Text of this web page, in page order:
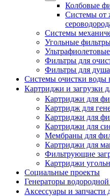
Колбовые
Системы от
Системы
Угольные
Фильтры для
Фильтры для душа
Системы очистки воды
Картриджи и загрузки
Картриджи для
Картридж для
Картриджи для
Картриджи для
Мембраны для
Картриджи для
Фильтрующие
Картриджи
Социальные проекты
Генераторы
Аксессуары и запчасти